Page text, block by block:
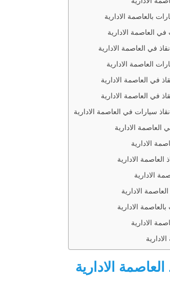
بالعاصمة الادارية
في العاصمة الادارية
في العاصمة الادارية
العاصمة الادارية
في العاصمة الادارية
في العاصمة الادارية
سيارات في العاصمة الادارية
الادارية
الادارية
الادارية
الادارية
الادارية
بالعاصمة الادارية
الادارية
الادارية